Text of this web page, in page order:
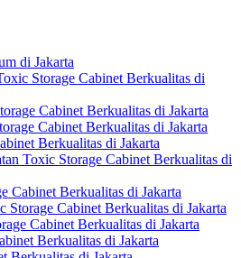
di Jakarta
Storage Cabinet Berkualitas di
Cabinet Berkualitas di Jakarta
Cabinet Berkualitas di Jakarta
Berkualitas di Jakarta
Toxic Storage Cabinet Berkualitas di
Cabinet Berkualitas di Jakarta
Storage Cabinet Berkualitas di Jakarta
Cabinet Berkualitas di Jakarta
Berkualitas di Jakarta